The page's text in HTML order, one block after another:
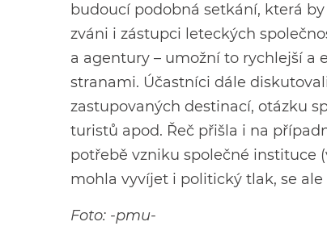
budoucí podobná setkání, která
zváni i zástupci leteckých
a agentury – umožní to rychlejší
stranami. Účastníci dále
zastupovaných destinací, otázku
turistů apod. Řeč přišla i na
potřebě vzniku společné instituce
mohla vyvíjet i politický tlak, se
Foto: -pmu-